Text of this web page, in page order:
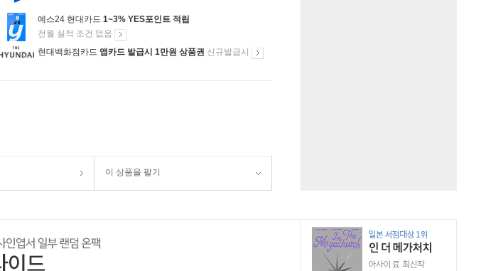
예스24 현대카드 1~3% YES포인트 적립
전월 실적 조건 없음
현대백화점카드 앱카드 발급시 1만원 상품권 신규발급시
이 상품을 팔기